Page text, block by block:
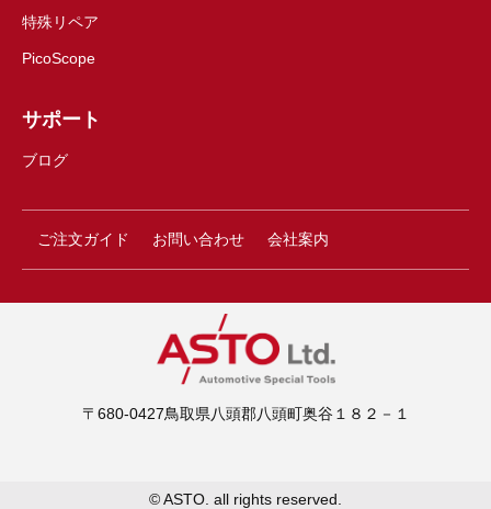
特殊リペア
PicoScope
サポート
ブログ
ご注文ガイド お問い合わせ 会社案内
〒680-0427鳥取県八頭郡八頭町奥谷１８２－１
© ASTO. all rights reserved.